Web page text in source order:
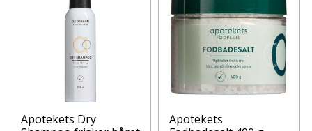
Apotekets Dry
Apotekets